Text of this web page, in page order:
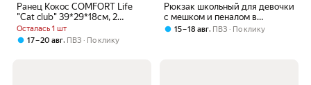
Ранец Кокос COMFORT Life
"Cat club" 39*29*18см, 2
отделения
Осталась 1 шт
17 – 20 авг, ПВЗ По клику
Рюкзак школьный для девочки
с мешком и пеналом в
начальную школу
15 – 18 авг, ПВЗ По клику